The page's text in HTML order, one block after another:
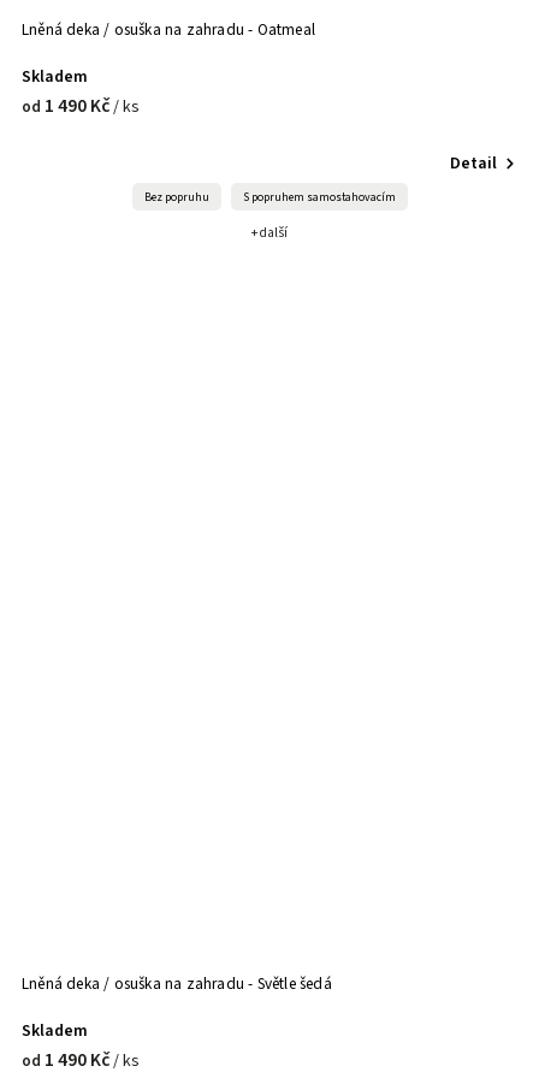
Lněná deka / osuška na zahradu - Oatmeal
Skladem
od 1 490 Kč/ ks
Detail
Bez popruhu S popruhem samostahovacím
+ další
Lněná deka / osuška na zahradu - Světle šedá
Skladem
od 1 490 Kč/ ks